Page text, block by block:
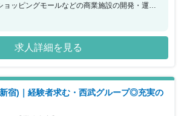
ョッピングモールなどの商業施設の開発・運
賃貸、住宅・マンション・別荘地の分譲、駐
なフィールドでサービスの提供を行っていま
ビルマネジメントの募集となり、西武線沿線の
施設、西武グループが運営するレジャー施設、
案件に関しては、社内に工事監修や施設維持管
あるため、各所と連携しながら最適な提案を検
。会社の平均残業時間は20時間程度、本ポジ
間も20～30時間程度です。ビルマネジメント経
求人詳細を見る
宿)｜経験者求む・西武グループ◎充実の